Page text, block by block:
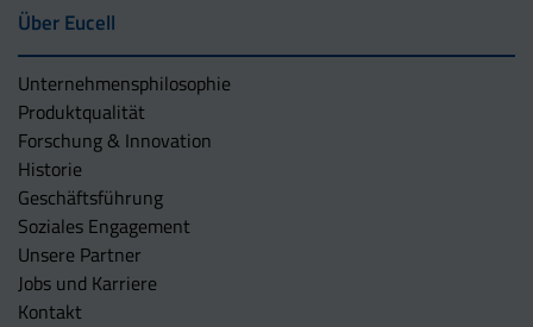
Über Eucell
Unternehmens­philosophie
Produktqualität
Forschung & Innovation
Historie
Geschäftsführung
Soziales Engagement
Unsere Partner
Jobs und Karriere
Kontakt